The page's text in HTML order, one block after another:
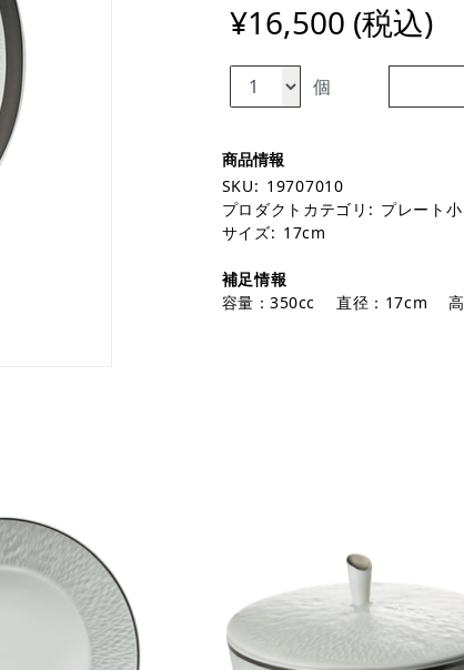
¥16,500 (税込)
個
SKU: 19707010
プロダクトカテゴリ: プレート小
サイズ: 17cm
補足情報
容量：350cc 直径：17cm 高